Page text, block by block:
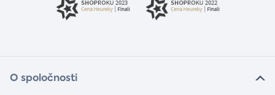
O spoločnosti